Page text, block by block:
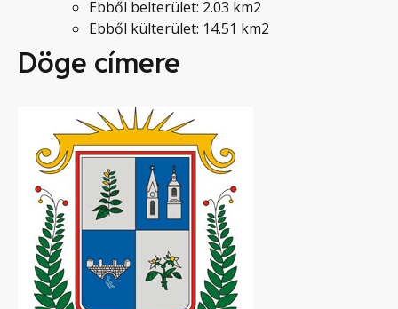
Ebből belterület: 2.03 km2
Ebből külterület: 14.51 km2
Döge címere